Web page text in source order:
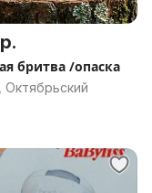
бритва /опаска
Октябрьский